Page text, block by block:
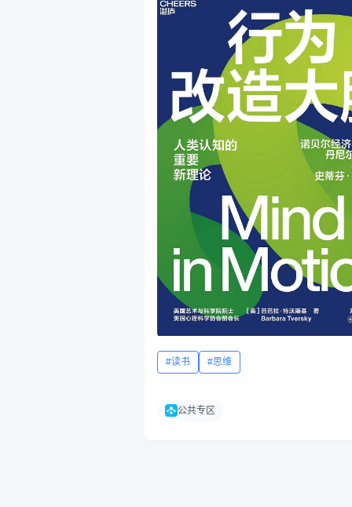
读书 思维
公共专区